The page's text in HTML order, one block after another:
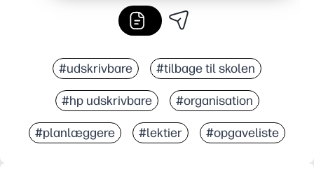
#udskrivbare #tilbage til skolen
#hp udskrivbare #organisation
#planlæggere #lektier #opgaveliste